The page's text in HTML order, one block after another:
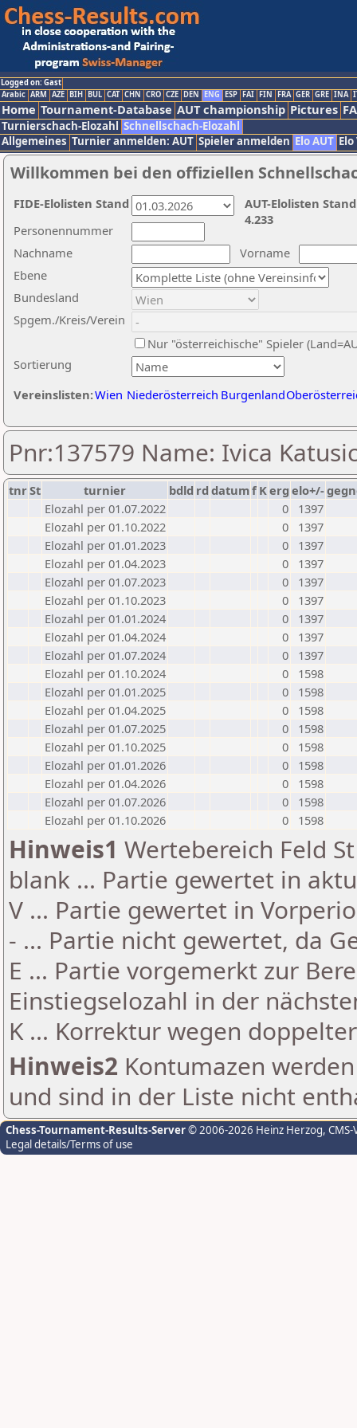
Logged on: Gast
Arabic ARM AZE BIH BUL CAT CHN CRO CZE DEN ENG ESP FAI FIN FRA GER GRE INA
Home Tournament-Database AUT championship Pictures
Turnierschach-Elozahl Schnellschach-Elozahl
Allgemeines Turnier anmelden: AUT Spieler anmelden Elo AUT
Willkommen bei den offiziellen
Nachname
Vorname
Ebene
Sortierung
Personennummer
Bundesland
Spgem./Kreis/Verein
Nur "österreichische" Spieler
Vereinslisten:Wien Niederösterreich Burgenland
AUT-Elolisten
4.233
FIDE-Elolisten Stand
Pnr:137579 Name: Ivica
tnrSt turnier bdld rd datumf Kerg elo+/-
Elozahl per 01.07.2022
0
1397
Elozahl per 01.10.2022
0
1397
Elozahl per 01.01.2023
0
1397
Elozahl per 01.04.2023
0
1397
Elozahl per 01.07.2023
0
1397
Elozahl per 01.10.2023
0
1397
Elozahl per 01.01.2024
0
1397
Elozahl per 01.04.2024
0
1397
Elozahl per 01.07.2024
0
1397
Elozahl per 01.10.2024
0
1598
Elozahl per 01.01.2025
0
1598
Elozahl per 01.04.2025
0
1598
Elozahl per 01.07.2025
0
1598
Elozahl per 01.10.2025
0
1598
Elozahl per 01.01.2026
0
1598
Elozahl per 01.04.2026
0
1598
Elozahl per 01.07.2026
0
1598
Elozahl per 01.10.2026
0 1598
Hinweis1 Wertebereich Feld
blank ... Partie gewertet in
V ... Partie gewertet in
- ... Partie nicht gewertet, da
E ... Partie vorgemerkt zur
Einstiegselozahl in der
K ... Korrektur wegen
Hinweis2 Kontumazen
und sind in der Liste nicht
Chess-Tournament-Results-Server© 2006-2026 Heinz Herzog,
Legal details/Terms of use